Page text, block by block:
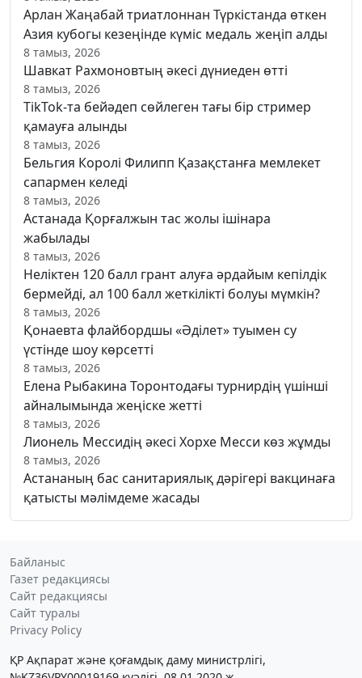
Арлан Жаңабай триатлоннан Түркістанда өткен
Азия кубогы кезеңінде күміс медаль жеңіп алды
8 тамыз, 2026
Шавкат Рахмоновтың әкесі дүниеден өтті
8 тамыз, 2026
TikTok-та бейәдеп сөйлеген тағы бір стример
қамауға алынды
8 тамыз, 2026
Бельгия Королі Филипп Қазақстанға мемлекет
сапармен келеді
8 тамыз, 2026
Астанада Қорғалжын тас жолы ішінара
жабылады
8 тамыз, 2026
Неліктен 120 балл грант алуға әрдайым кепілдік
бермейді, ал 100 балл жеткілікті болуы мүмкін?
8 тамыз, 2026
Қонаевта флайбордшы «Әділет» туымен су
үстінде шоу көрсетті
8 тамыз, 2026
Елена Рыбакина Торонтодағы турнирдің үшінші
айналымында жеңіске жетті
8 тамыз, 2026
Лионель Мессидің әкесі Хорхе Месси көз жұмды
8 тамыз, 2026
Астананың бас санитариялық дәрігері вакцинаға
қатысты мәлімдеме жасады
Байланыс
Газет редакциясы
Сайт редакциясы
Сайт туралы
Privacy Policy
ҚР Ақпарат және қоғамдық даму министрлігі,